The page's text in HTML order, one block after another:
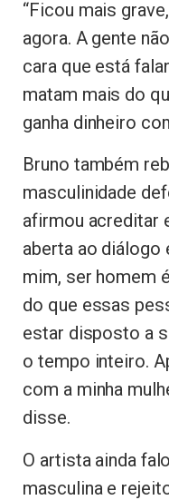
“Ficou mais
agora. A gente
cara que está
matam mais do
ganha dinheiro
Bruno também
masculinidade
afirmou acreditar
aberta ao diálogo
mim, ser homem
do que essas
estar disposto a
o tempo inteiro.
com a minha
disse.
O artista ainda
masculina e